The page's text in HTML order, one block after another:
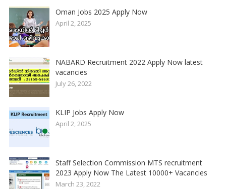
Oman Jobs 2025 Apply Now
April 2, 2025
NABARD Recruitment 2022 Apply Now latest
vacancies
July 26, 2022
KLIP Jobs Apply Now
April 2, 2025
Staff Selection Commission MTS recruitment
2023 Apply Now The Latest 10000+ Vacancies
March 23, 2022